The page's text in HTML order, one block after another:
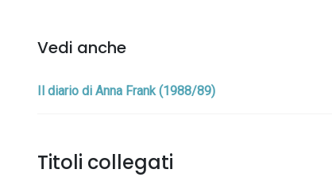
Vedi anche
Il diario di Anna Frank (1988/89)
Titoli collegati